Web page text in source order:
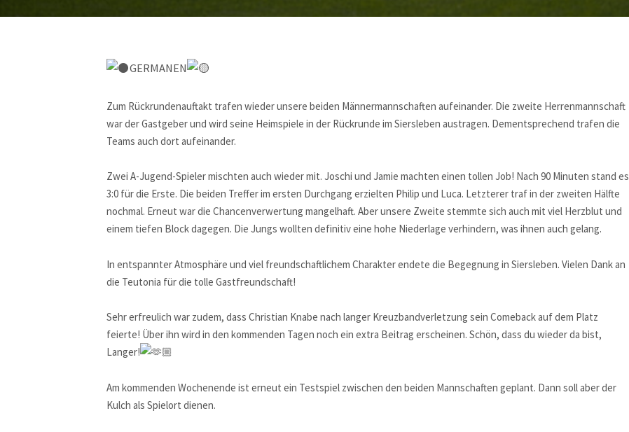
GERMANEN
Zum Rückrundenauftakt trafen wieder unsere beiden Männermannschaften aufeinander. Die zweite Herrenmannschaft
war der Gastgeber und wird seine Heimspiele in der Rückrunde im Siersleben austragen. Dementsprechend trafen die
Teams auch dort aufeinander.
Zwei A-Jugend-Spieler mischten auch wieder mit. Joschi und Jamie machten einen tollen Job! Nach 90 Minuten stand es
3:0 für die Erste. Die beiden Treffer im ersten Durchgang erzielten Philip und Luca. Letzterer traf in der zweiten Hälfte
nochmal. Erneut war die Chancenverwertung mangelhaft. Aber unsere Zweite stemmte sich auch mit viel Herzblut und
einem tiefen Block dagegen. Die Jungs wollten definitiv eine hohe Niederlage verhindern, was ihnen auch gelang.
In entspannter Atmosphäre und viel freundschaftlichem Charakter endete die Begegnung in Siersleben. Vielen Dank an
die Teutonia für die tolle Gastfreundschaft!
Sehr erfreulich war zudem, dass Christian Knabe nach langer Kreuzbandverletzung sein Comeback auf dem Platz
feierte! Über ihn wird in den kommenden Tagen noch ein extra Beitrag erscheinen. Schön, dass du wieder da bist,
Langer!
Am kommenden Wochenende ist erneut ein Testspiel zwischen den beiden Mannschaften geplant. Dann soll aber der
Kulch als Spielort dienen.